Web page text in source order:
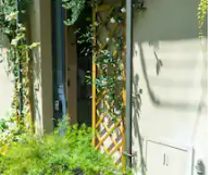
5; 274 evaluaciones